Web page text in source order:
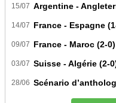
15/07 Argentine -
14/07 France - Espagne
09/07 France - Maroc (2-
03/07 Suisse - Algérie (2-
28/06 Scénario